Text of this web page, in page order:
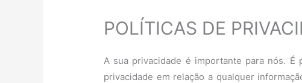
POLÍTICAS DE
A sua privacidade é importante para nós.
privacidade em relação a qualquer